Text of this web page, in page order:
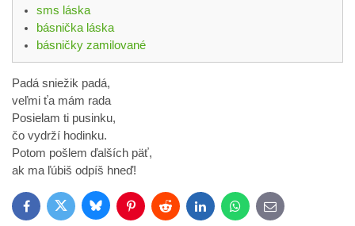
sms láska
básnička láska
básničky zamilované
Padá sniežik padá,
veľmi ťa mám rada
Posielam ti pusinku,
čo vydrží hodinku.
Potom pošlem ďalších päť,
ak ma ľúbiš odpíš hneď!
FacebookTwitter BlueskyPinterestReddit LinkedInWhatsApp
E-
mail